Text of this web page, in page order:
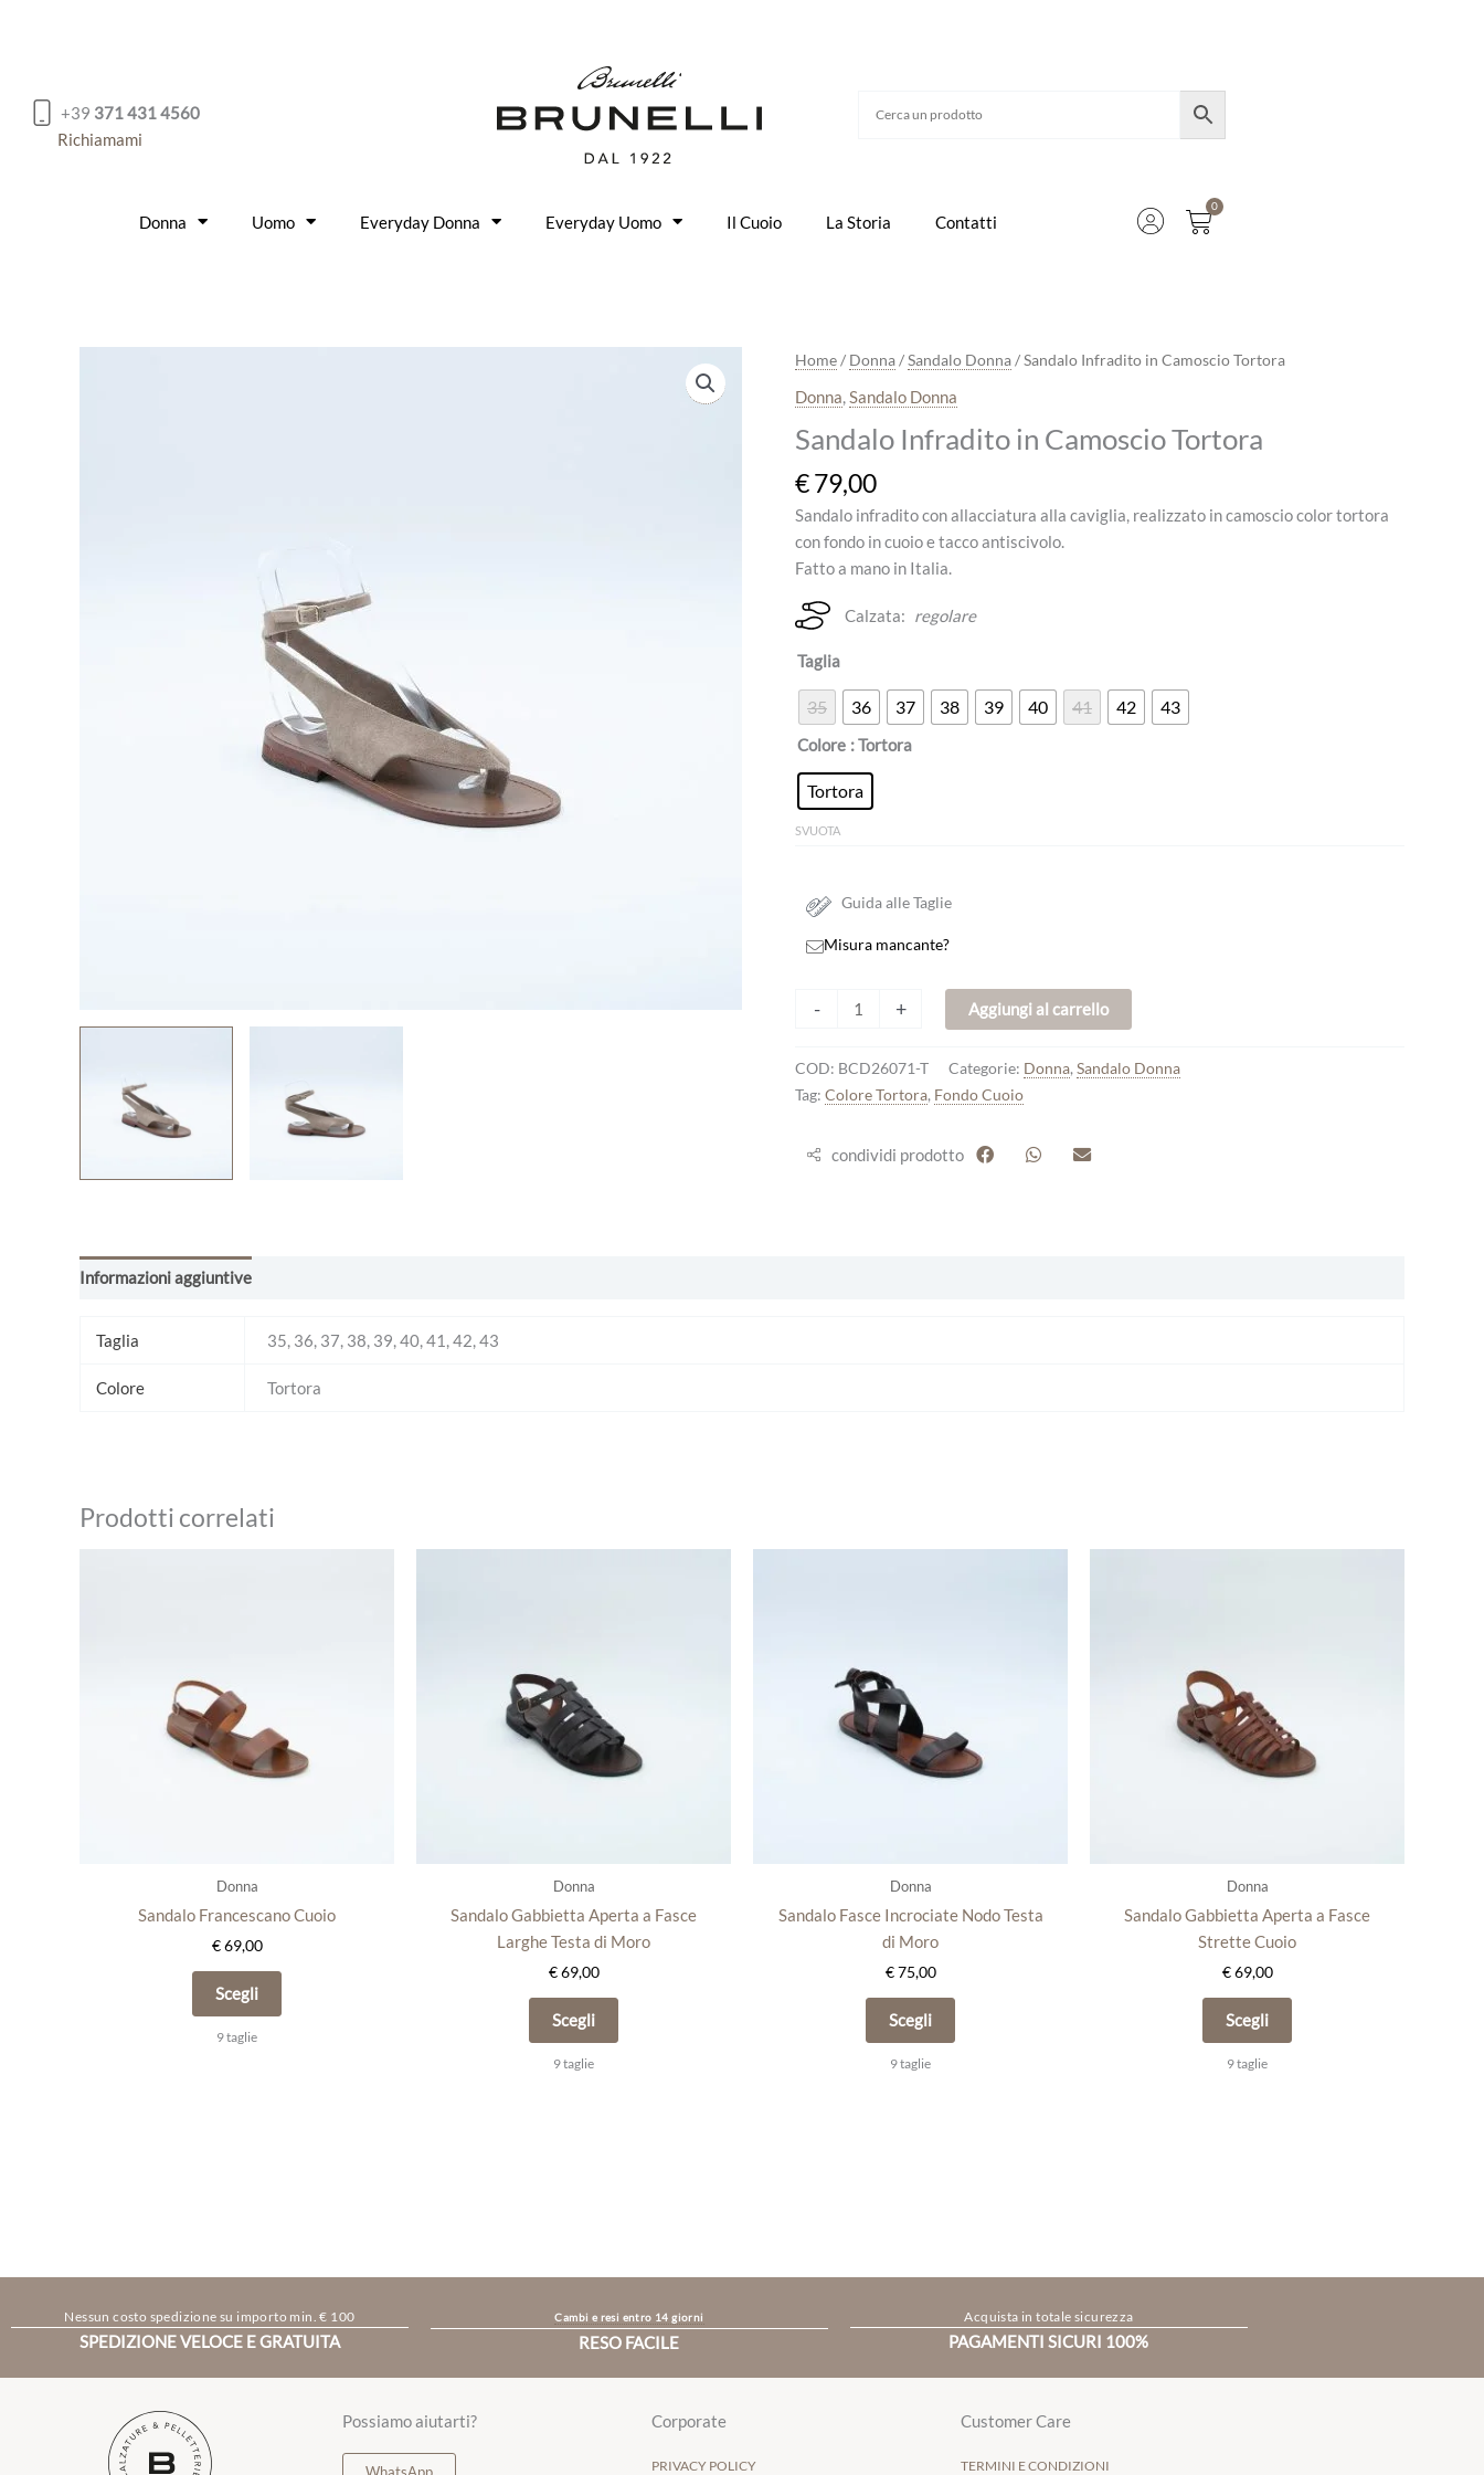
+39 371 431 4560
Richiamami
Donna Uomo Everyday Donna Everyday Uomo Il Cuoio La Storia Contatti
0
Carrello
Home/ Donna/Sandalo Donna/ Sandalo Infradito in Camoscio Tortora
Donna,Sandalo Donna
Sandalo Infradito in Camoscio Tortora
€79,00
Sandalo infradito con allacciatura alla caviglia, realizzato in camoscio color tortora
con fondo in cuoio e tacco antiscivolo.
Fatto a mano in Italia.
Calzata: regolare
Taglia
35 36 37 38 39 40 41 42 43
Colore : Tortora
Tortora
SVUOTA
Guida alle Taglie
Misura mancante?
-
Sandalo
in
Camoscio
quantità
+ Aggiungi al carrello
COD: BCD26071-T Categorie: Donna, Sandalo Donna
Tag: Colore Tortora, Fondo Cuoio
condividi prodotto
Informazioni aggiuntive
Taglia 35, 36, 37, 38, 39, 40, 41, 42, 43
Colore Tortora
Prodotti correlati
Donna
Sandalo Francescano Cuoio
€69,00
Scegli
possono
essere
prodotto
9 taglie
Donna
Sandalo Gabbietta Aperta a Fasce
Larghe Testa di Moro
€69,00
Scegli
possono
essere
prodotto
9 taglie
Donna
Sandalo Fasce Incrociate Nodo Testa
di Moro
€75,00
Scegli
possono
essere
prodotto
9 taglie
Donna
Sandalo Gabbietta Aperta a Fasce
Strette Cuoio
€69,00
Scegli
possono
essere
prodotto
9 taglie
Nessun costo spedizione su importo min. € 100
SPEDIZIONE VELOCE E GRATUITA
Cambi e resi entro 14 giorni
RESO FACILE
Acquista in totale sicurezza
PAGAMENTI SICURI 100%
Possiamo aiutarti? Corporate
PRIVACY POLICY
Customer Care
TERMINI E CONDIZIONI